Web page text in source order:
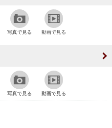
写真で見る 動画で見る
写真で見る 動画で見る